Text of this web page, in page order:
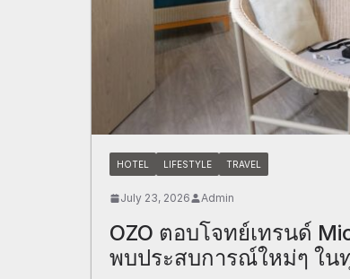
HOTEL LIFESTYLE TRAVEL
July 23, 2026 Admin
OZO ตอบโจทย์เทรนด์
พบประสบการณ์ใหม่ๆ ใน